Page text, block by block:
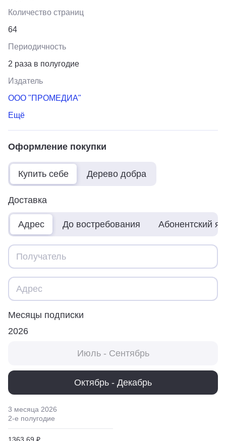
Количество страниц
64
Периодичность
2 раза в полугодие
Издатель
ООО "ПРОМЕДИА"
Ещё
Оформление покупки
Купить себе Дерево добра
Доставка
Адрес До востребования Абонентский
Месяцы подписки
2026
Июль - Сентябрь
Октябрь - Декабрь
3 месяца 2026
2-е полугодие
1363,69 ₽